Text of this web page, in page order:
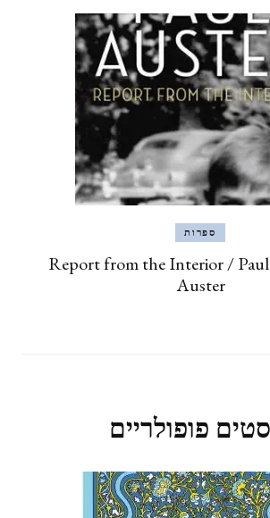
ספרות
פול אוסטר / Report from the Interior / Paul
Auster
פופולריים